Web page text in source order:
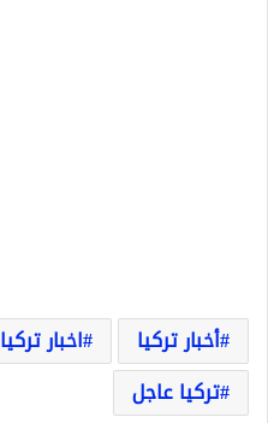
أخبار تركيا اخبار تركيا
تركيا عاجل